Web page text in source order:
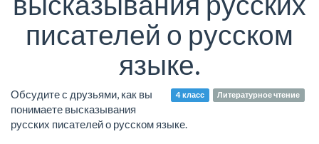
писателей о русском
языке.
4 класс Литературное чтение
Обсудите с друзьями, как вы
понимаете высказывания
русских писателей о русском языке.